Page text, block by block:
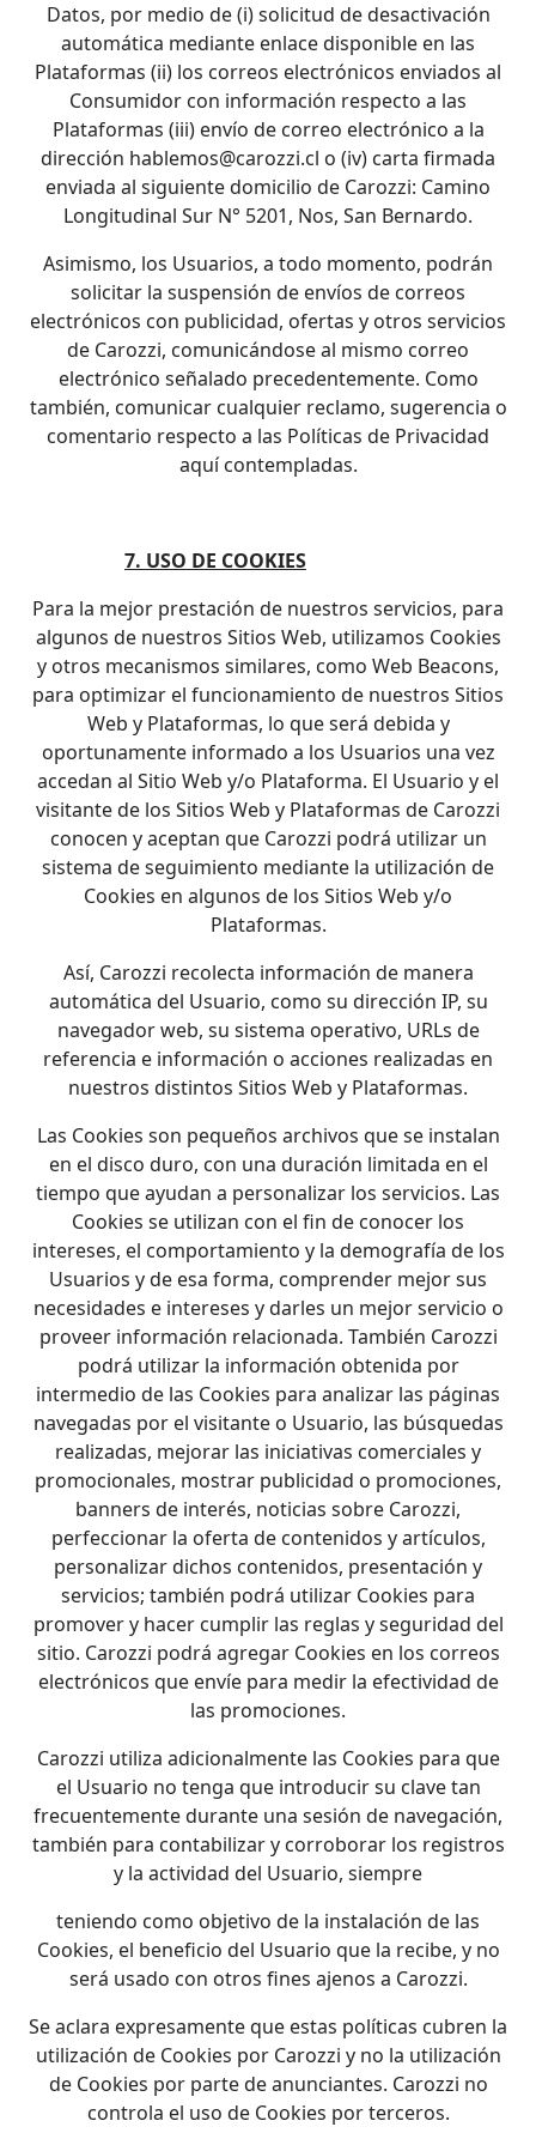
Datos, por medio de (i) solicitud de desactivación
automática mediante enlace disponible en las
Plataformas (ii) los correos electrónicos enviados al
Consumidor con información respecto a las
Plataformas (iii) envío de correo electrónico a la
dirección hablemos@carozzi.cl o (iv) carta firmada
enviada al siguiente domicilio de Carozzi: Camino
Longitudinal Sur N° 5201, Nos, San Bernardo.
Asimismo, los Usuarios, a todo momento, podrán
solicitar la suspensión de envíos de correos
electrónicos con publicidad, ofertas y otros servicios
de Carozzi, comunicándose al mismo correo
electrónico señalado precedentemente. Como
también, comunicar cualquier reclamo, sugerencia o
comentario respecto a las Políticas de Privacidad
aquí contempladas.
7. USO DE COOKIES
Para la mejor prestación de nuestros servicios, para
algunos de nuestros Sitios Web, utilizamos Cookies
y otros mecanismos similares, como Web Beacons,
para optimizar el funcionamiento de nuestros Sitios
Web y Plataformas, lo que será debida y
oportunamente informado a los Usuarios una vez
accedan al Sitio Web y/o Plataforma. El Usuario y el
visitante de los Sitios Web y Plataformas de Carozzi
conocen y aceptan que Carozzi podrá utilizar un
sistema de seguimiento mediante la utilización de
Cookies en algunos de los Sitios Web y/o
Plataformas.
Así, Carozzi recolecta información de manera
automática del Usuario, como su dirección IP, su
navegador web, su sistema operativo, URLs de
referencia e información o acciones realizadas en
nuestros distintos Sitios Web y Plataformas.
Las Cookies son pequeños archivos que se instalan
en el disco duro, con una duración limitada en el
tiempo que ayudan a personalizar los servicios. Las
Cookies se utilizan con el fin de conocer los
intereses, el comportamiento y la demografía de los
Usuarios y de esa forma, comprender mejor sus
necesidades e intereses y darles un mejor servicio o
proveer información relacionada. También Carozzi
podrá utilizar la información obtenida por
intermedio de las Cookies para analizar las páginas
navegadas por el visitante o Usuario, las búsquedas
realizadas, mejorar las iniciativas comerciales y
promocionales, mostrar publicidad o promociones,
banners de interés, noticias sobre Carozzi,
perfeccionar la oferta de contenidos y artículos,
personalizar dichos contenidos, presentación y
servicios; también podrá utilizar Cookies para
promover y hacer cumplir las reglas y seguridad del
sitio. Carozzi podrá agregar Cookies en los correos
electrónicos que envíe para medir la efectividad de
las promociones.
Carozzi utiliza adicionalmente las Cookies para que
el Usuario no tenga que introducir su clave tan
frecuentemente durante una sesión de navegación,
también para contabilizar y corroborar los registros
y la actividad del Usuario, siempre
teniendo como objetivo de la instalación de las
Cookies, el beneficio del Usuario que la recibe, y no
será usado con otros fines ajenos a Carozzi.
Se aclara expresamente que estas políticas cubren la
utilización de Cookies por Carozzi y no la utilización
de Cookies por parte de anunciantes. Carozzi no
controla el uso de Cookies por terceros.